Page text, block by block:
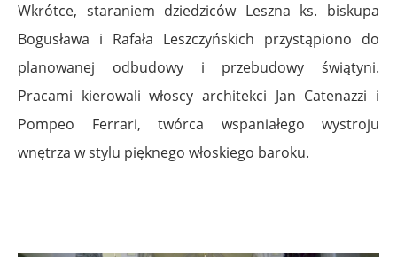
Wkrótce, staraniem dziedziców Leszna ks. biskupa
Bogusława i Rafała Leszczyńskich przystąpiono do
planowanej odbudowy i przebudowy świątyni.
Pracami kierowali włoscy architekci Jan Catenazzi i
Pompeo Ferrari, twórca wspaniałego wystroju
wnętrza w stylu pięknego włoskiego baroku.